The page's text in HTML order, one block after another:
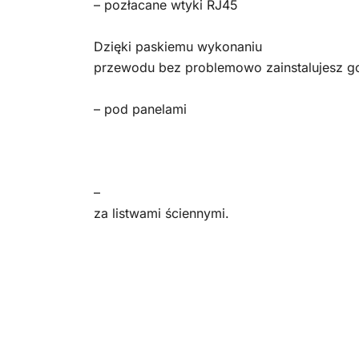
– pozłacane wtyki RJ45
Dzięki paskiemu wykonaniu
przewodu bez problemowo zainstalujesz
– pod panelami
–
za listwami ściennymi.